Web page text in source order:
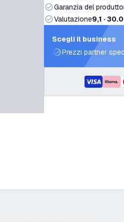
Garanzia del
Valutazione9,1 ·
Scegli il business
Prezzi partner